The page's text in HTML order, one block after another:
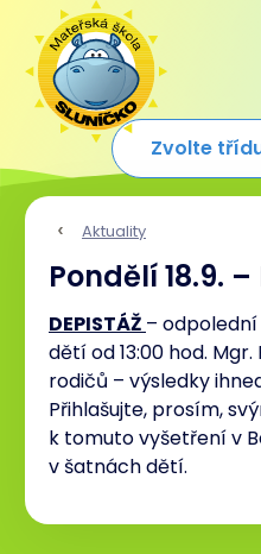
Aktuality
Pondělí 18.9.
DEPISTÁŽ –
dětí od 13:00 hod.
rodičů – výsledky
Přihlašujte, prosím,
k tomuto vyšetření v
v šatnách dětí.